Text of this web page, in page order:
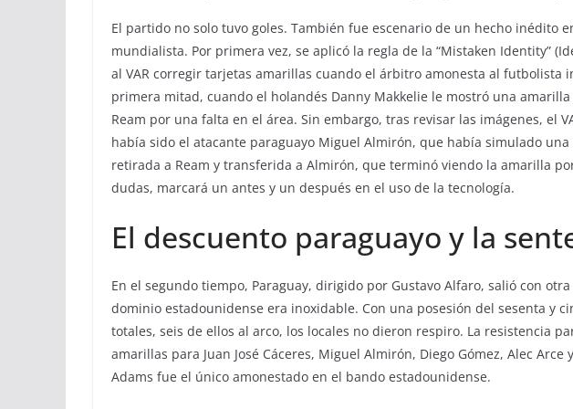
El partido no solo tuvo goles. También fue escenario de un hecho inédito
mundialista. Por primera vez, se aplicó la regla de la “Mistaken Identity”
al VAR corregir tarjetas amarillas cuando el árbitro amonesta al futbolista
primera mitad, cuando el holandés Danny Makkelie le mostró una
Ream por una falta en el área. Sin embargo, tras revisar las imágenes, el
había sido el atacante paraguayo Miguel Almirón, que había simulado una
retirada a Ream y transferida a Almirón, que terminó viendo la amarilla
dudas, marcará un antes y un después en el uso de la tecnología.
El descuento paraguayo y la
En el segundo tiempo, Paraguay, dirigido por Gustavo Alfaro, salió con
dominio estadounidense era inoxidable. Con una posesión del sesenta y
totales, seis de ellos al arco, los locales no dieron respiro. La resistencia
amarillas para Juan José Cáceres, Miguel Almirón, Diego Gómez, Alec
Adams fue el único amonestado en el bando estadounidense.